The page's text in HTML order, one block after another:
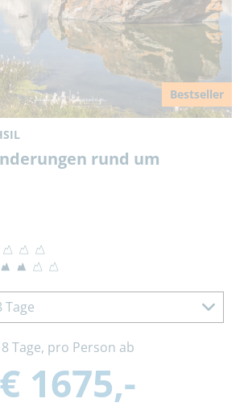
Bestseller
rund um
Tage
8 Tage, pro Person ab
€ 1675,-